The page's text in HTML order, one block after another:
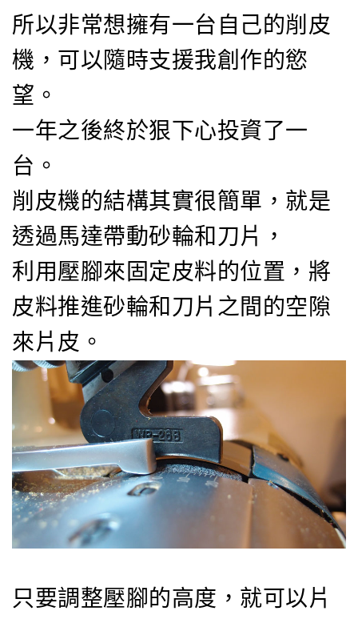
所以非常想擁有一台自己的削皮
機，可以隨時支援我創作的慾
望。
一年之後終於狠下心投資了一
台。
削皮機的結構其實很簡單，就是
透過馬達帶動砂輪和刀片，
利用壓腳來固定皮料的位置，將
皮料推進砂輪和刀片之間的空隙
來片皮。
只要調整壓腳的高度，就可以片